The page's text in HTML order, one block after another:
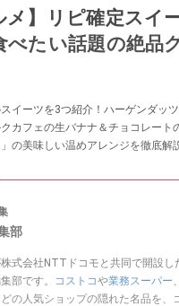
メ】リピ確定スイ
べたい話題の絶品
イーツを3つ紹介！ハーゲンダッ
カフェの生バナナ＆チョコレート
の美味しい温めアレンジを徹底解
部
式会社NTTドコモと共同で開設し
部です。
コストコや業務スーパー、
の人気ショップの隠れた名品を、